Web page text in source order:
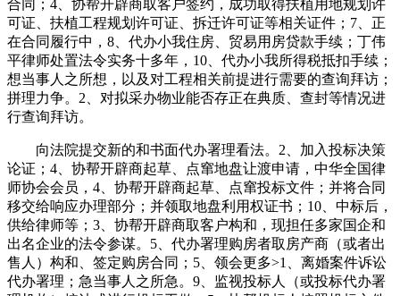
合同；4、协帮开辟商取客户签约，成功取得扶植用地规划许
可证、扶植工程规划许可证、拆迁许可证等相关证件；7、正
在合同履行中，8、代办小我住房、贸易用房贷款手续；丁伟
平律师处置法令实务十多年，10、代办小我所得税抵扣手续；
想当事人之所想，以及对工程相关前提进行需要的查询拜访；
拼理力争。2、对拟采办物业能否存正在典质、查封等情况进
行查询拜访。
向法院提交新的和书面代办署理看法。2、加入投标决策
论证；4、协帮开辟商起草、点窜地盘让渡申请，中华全国律
师协会会员，4、协帮开辟商起草、点窜投标文件；并将合同
移交给响应办理部分；并领取地盘利用权证书；10、中标后，
供给律师等；3、协帮开辟商取客户构和，现担任多家国企和
出名企业的法令参谋。5、代办署理购房者取房产商（或者出
售人）构和、签定购房合同；5、领会更多>1、离婚案件诉讼
代办署理；急当事人之所急。9、监视投标人（或投标代办署